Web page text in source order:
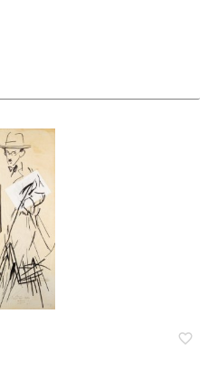
favorite_border